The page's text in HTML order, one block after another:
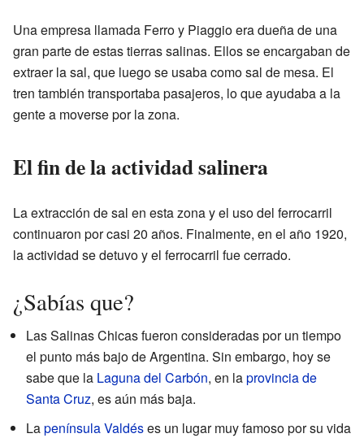
Una empresa llamada Ferro y Piaggio era dueña de una
gran parte de estas tierras salinas. Ellos se encargaban de
extraer la sal, que luego se usaba como sal de mesa. El
tren también transportaba pasajeros, lo que ayudaba a la
gente a moverse por la zona.
El fin de la actividad salinera
La extracción de sal en esta zona y el uso del ferrocarril
continuaron por casi 20 años. Finalmente, en el año 1920,
la actividad se detuvo y el ferrocarril fue cerrado.
¿Sabías que?
Las Salinas Chicas fueron consideradas por un tiempo
el punto más bajo de Argentina. Sin embargo, hoy se
sabe que la Laguna del Carbón, en laprovincia de
Santa Cruz, es aún más baja.
Lapenínsula Valdéses un lugar muy famoso por su vida